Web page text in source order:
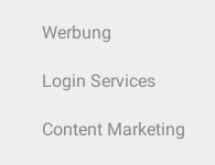
Werbung
Login Services
Content Marketing